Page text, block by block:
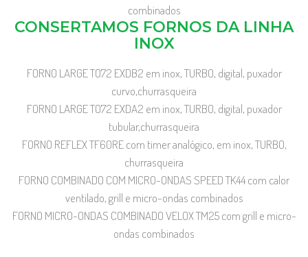
combinados
CONSERTAMOS FORNOS DA LINHA
INOX
FORNO LARGE TO72 EXDB2 em inox, TURBO, digital, puxador
curvo,churrasqueira
FORNO LARGE TO72 EXDA2 em inox, TURBO, digital, puxador
tubular,churrasqueira
FORNO REFLEX TF60RE com timer analógico, em inox, TURBO,
churrasqueira
FORNO COMBINADO COM MICRO-ONDAS SPEED TK44 com calor
ventilado, grill e micro-ondas combinados
FORNO MICRO-ONDAS COMBINADO VELOX TM25 com grill e micro-
ondas combinados